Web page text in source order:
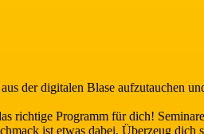
der digitalen Blase aufzutauchen
richtige Programm für dich!
ist etwas dabei. Überzeug dich